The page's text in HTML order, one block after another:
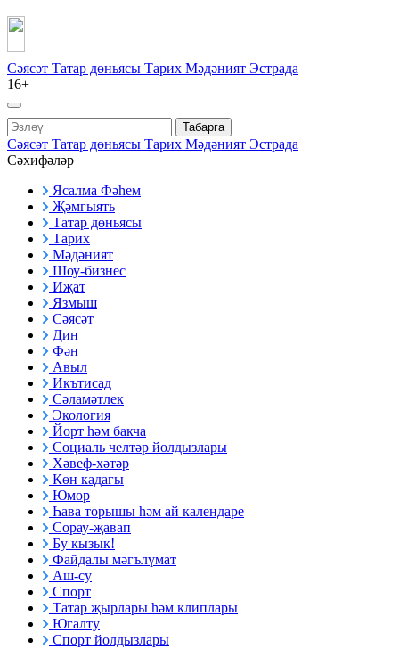
Сәясәт Татар дөньясы Тарих Мәдәният Эстрада
16+
Табарга
Сәясәт Татар дөньясы Тарих Мәдәният Эстрада
Сәхифәләр
Ясалма Фәһем
Җәмгыять
Татар дөньясы
Тарих
Мәдәният
Шоу-бизнес
Иҗат
Язмыш
Сәясәт
Дин
Фән
Авыл
Икътисад
Сәламәтлек
Экология
Йорт һәм бакча
Социаль челтәр йолдызлары
Хәвеф-хәтәр
Көн кадагы
Юмор
Һава торышы һәм ай календаре
Сорау-җавап
Бу кызык!
Файдалы мәгълүмат
Аш-су
Спорт
Татар җырлары һәм клиплары
Югалту
Спорт йолдызлары